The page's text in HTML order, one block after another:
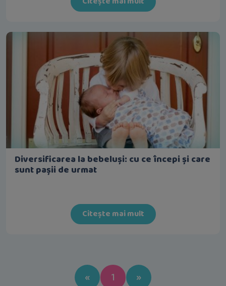
Diversificarea la bebeluși: cu ce începi și care
sunt pașii de urmat
Citește mai mult
«Previous
1 »Next